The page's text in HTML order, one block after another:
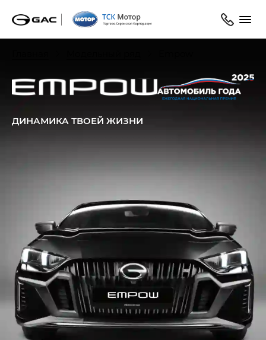
ДИНАМИКА ТВОЕЙ ЖИЗНИ